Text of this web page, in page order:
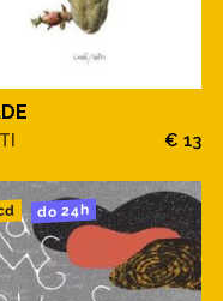
€ 13
do 24h